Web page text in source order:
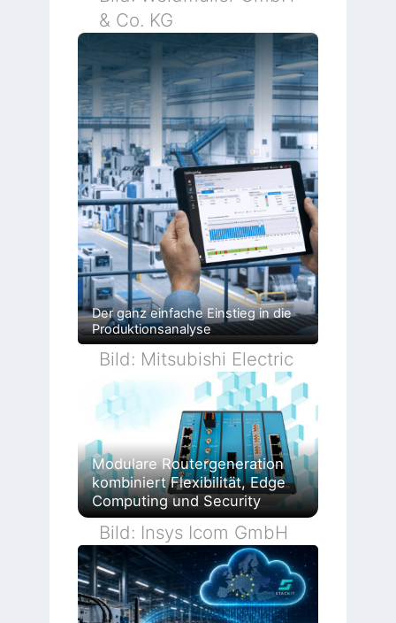
& Co. KG
Der ganz einfache Einstieg in die
Produktionsanalyse
Bild: Mitsubishi Electric
Modulare Routergeneration
kombiniert Flexibilität, Edge
Computing und Security
Bild: Insys Icom GmbH